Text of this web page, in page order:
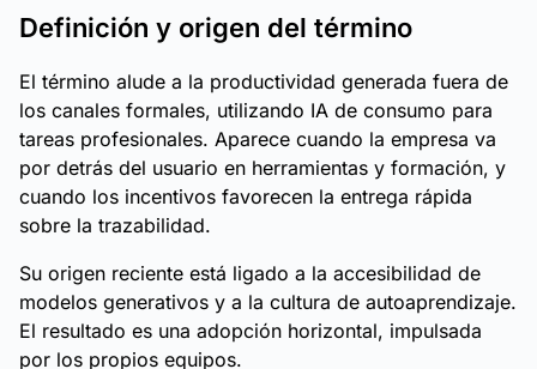
Definición y origen del término
El término alude a la productividad generada fuera de
los canales formales, utilizando IA de consumo para
tareas profesionales. Aparece cuando la empresa va
por detrás del usuario en herramientas y formación, y
cuando los incentivos favorecen la entrega rápida
sobre la trazabilidad.
Su origen reciente está ligado a la accesibilidad de
modelos generativos y a la cultura de autoaprendizaje.
El resultado es una adopción horizontal, impulsada
por los propios equipos.